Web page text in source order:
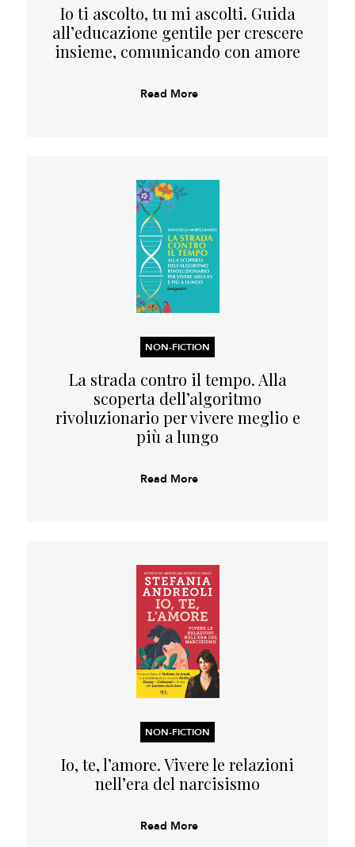
Io ti ascolto, tu mi ascolti. Guida
all’educazione gentile per crescere
insieme, comunicando con amore
Read More
NON-FICTION
La strada contro il tempo. Alla
scoperta dell’algoritmo
rivoluzionario per vivere meglio e
più a lungo
Read More
NON-FICTION
Io, te, l’amore. Vivere le relazioni
nell’era del narcisismo
Read More